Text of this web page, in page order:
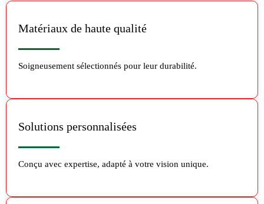
Matériaux de haute qualité
Soigneusement sélectionnés pour leur durabilité.
Solutions personnalisées
Conçu avec expertise, adapté à votre vision unique.